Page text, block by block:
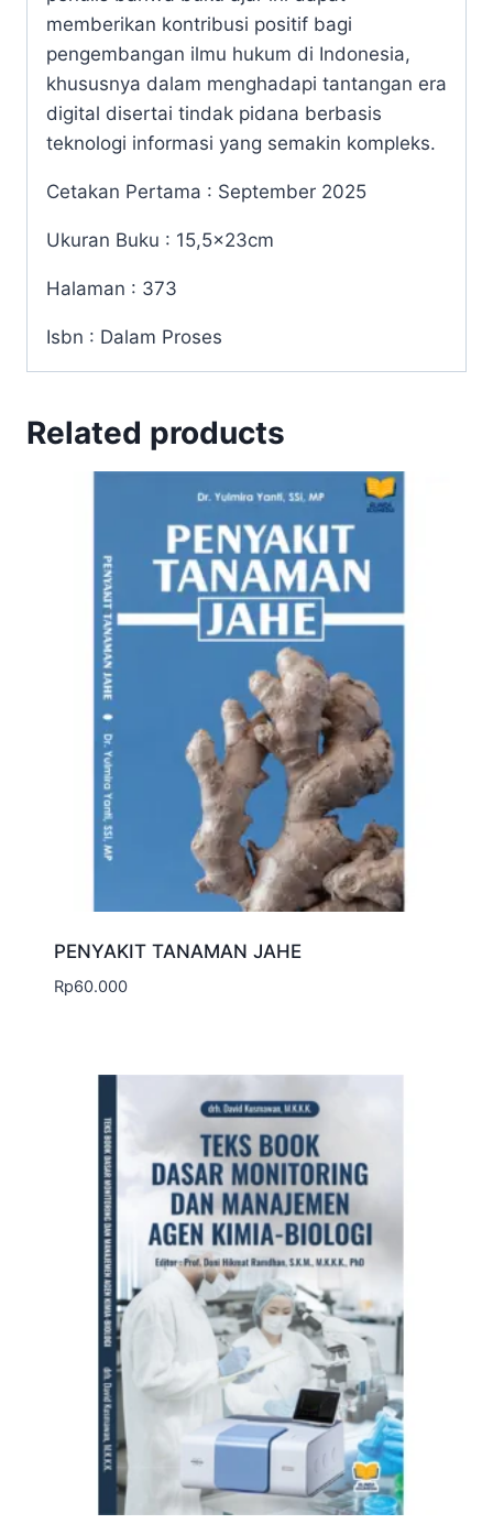
memberikan kontribusi positif bagi
pengembangan ilmu hukum di Indonesia,
khususnya dalam menghadapi tantangan era
digital disertai tindak pidana berbasis
teknologi informasi yang semakin kompleks.
Cetakan Pertama : September 2025
Ukuran Buku : 15,5x23cm
Halaman : 373
Isbn : Dalam Proses
Related products
PENYAKIT TANAMAN JAHE
Rp60.000